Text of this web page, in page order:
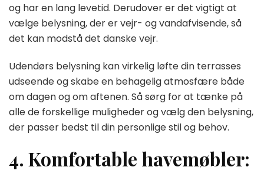
og har en lang levetid. Derudover er det vigtigt at
vælge belysning, der er vejr- og vandafvisende, så
det kan modstå det danske vejr.
Udendørs belysning kan virkelig løfte din terrasses
udseende og skabe en behagelig atmosfære både
om dagen og om aftenen. Så sørg for at tænke på
alle de forskellige muligheder og vælg den belysning,
der passer bedst til din personlige stil og behov.
4. Komfortable havemøbler: